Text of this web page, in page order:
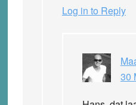
Log in to Reply
30